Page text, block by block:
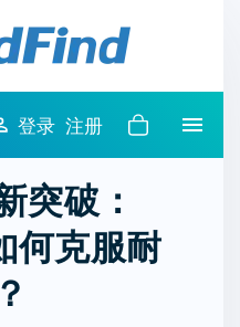
登录 注册
突破：
何克服耐